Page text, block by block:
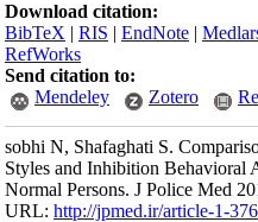
Download citation:
BibTeX |RIS |EndNote |
RefWorks
Send citation to:
Mendeley
Zotero
sobhi N, Shafaghati S.
Styles and Inhibition
Normal Persons. J Police Med
URL:http://jpmed.ir/article-1-